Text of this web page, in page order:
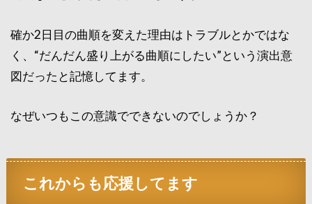
確か2日目の曲順を変えた理由はトラブルとかではな
く、“だんだん盛り上がる曲順にしたい”という演出意
図だったと記憶してます。
なぜいつもこの意識でできないのでしょうか？
これからも応援してます